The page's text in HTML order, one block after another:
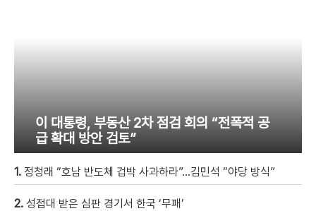
이 대통령, 부동산 2차 점검 회의 “전폭적 공
급 확대 방안 검토”
1. 정청래 “호남 반도체 겁박 사과하라”…김민석 “야당 방식”
2. 성접대 받은 심판 경기서 한국 ‘무패’